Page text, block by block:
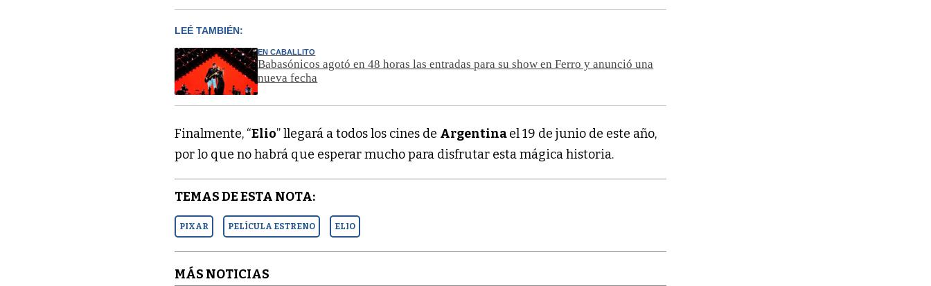
LEÉ TAMBIÉN:
EN CABALLITO
Babasónicos agotó en 48 horas las entradas para su show en Ferro y anunció una
nueva fecha
Finalmente, “Elio” llegará a todos los cines de Argentinael 19 de junio de este año,
por lo que no habrá que esperar mucho para disfrutar esta mágica historia.
TEMAS DE ESTA NOTA:
PIXAR PELÍCULA ESTRENO ELIO
MÁS NOTICIAS